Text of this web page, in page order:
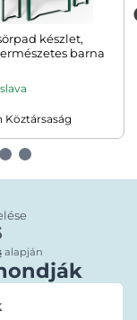
készlet,
barna
Köztársaság
alapján